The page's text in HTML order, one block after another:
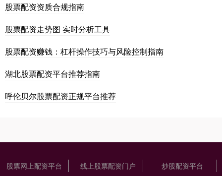
股票配资资质合规指南
股票配资走势图 实时分析工具
股票配资赚钱：杠杆操作技巧与风险控制指南
湖北股票配资平台推荐指南
呼伦贝尔股票配资正规平台推荐
股票网上配资平台 线上股票配资门户 炒股配资平台